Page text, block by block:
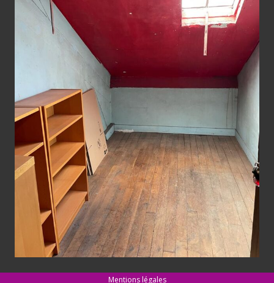
Mentions légales